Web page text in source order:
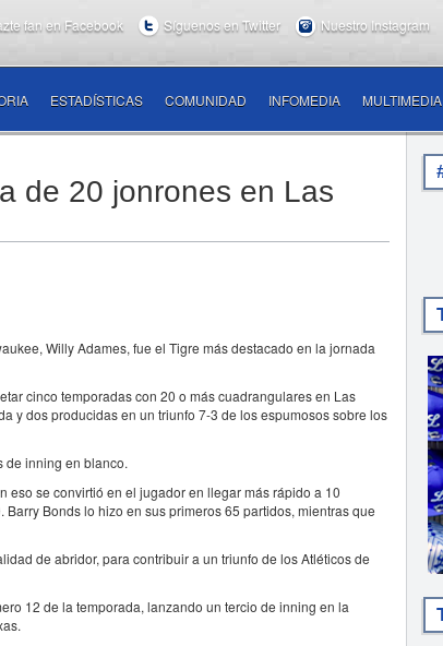
fan en Facebook Síguenos en Twitter Nuestro Instagram
ESTADÍSTICAS COMUNIDAD INFOMEDIA MULTIMEDIA
de 20 jonrones en Las
Willy Adames, fue el Tigre más destacado en la jornada
cinco temporadas con 20 o más cuadrangulares en Las
y dos producidas en un triunfo 7-3 de los espumosos sobre los
de inning en blanco.
eso se convirtió en el jugador en llegar más rápido a 10
Bonds lo hizo en sus primeros 65 partidos, mientras que
de abridor, para contribuir a un triunfo de los Atléticos de
12 de la temporada, lanzando un tercio de inning en la